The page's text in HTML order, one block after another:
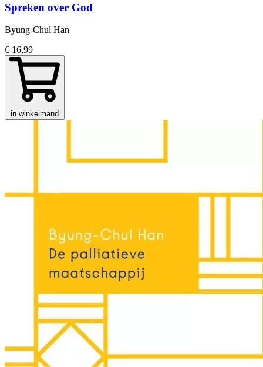
Spreken over God
Byung-Chul Han
€ 16,99
in winkelmand